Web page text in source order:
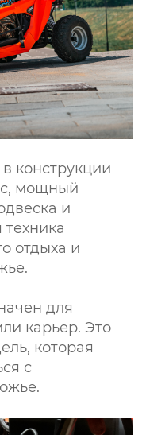
конструкции
мощный
и
отдыха и
для
карьер. Это
которая
с